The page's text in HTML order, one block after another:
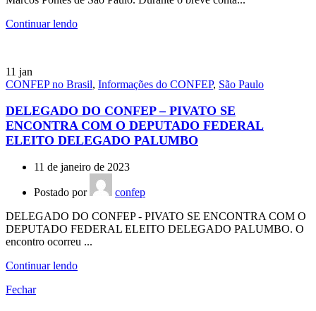
Continuar lendo
11 jan
CONFEP no Brasil, Informações do CONFEP, São Paulo
DELEGADO DO CONFEP – PIVATO SE
ENCONTRA COM O DEPUTADO FEDERAL
ELEITO DELEGADO PALUMBO
11 de janeiro de 2023
Postado por
confep
DELEGADO DO CONFEP - PIVATO SE ENCONTRA COM O
DEPUTADO FEDERAL ELEITO DELEGADO PALUMBO. O
encontro ocorreu ...
Continuar lendo
Fechar